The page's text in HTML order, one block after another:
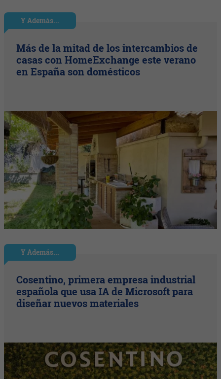
Y Además...
Más de la mitad de los intercambios de
casas con HomeExchange este verano
en España son domésticos
Y Además...
Cosentino, primera empresa industrial
española que usa IA de Microsoft para
diseñar nuevos materiales